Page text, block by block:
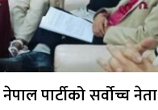
पार्टीको सर्वोच्च नेता